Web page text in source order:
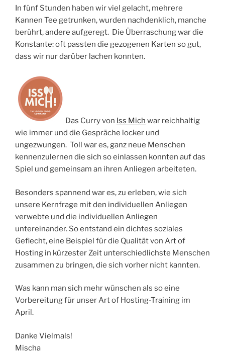
In fünf Stunden haben wir viel gelacht, mehrere
Kannen Tee getrunken, wurden nachdenklich, manche
berührt, andere aufgeregt. Die Überraschung war die
Konstante: oft passten die gezogenen Karten so gut,
dass wir nur darüber lachen konnten.
Das Curry von Iss Mich war reichhaltig
wie immer und die Gespräche locker und
ungezwungen. Toll war es, ganz neue Menschen
kennenzulernen die sich so einlassen konnten auf das
Spiel und gemeinsam an ihren Anliegen arbeiteten.
Besonders spannend war es, zu erleben, wie sich
unsere Kernfrage mit den individuellen Anliegen
verwebte und die individuellen Anliegen
untereinander. So entstand ein dichtes soziales
Geflecht, eine Beispiel für die Qualität von Art of
Hosting in kürzester Zeit unterschiedlichste Menschen
zusammen zu bringen, die sich vorher nicht kannten.
Was kann man sich mehr wünschen als so eine
Vorbereitung für unser Art of Hosting-Training im
April.
Danke Vielmals!
Mischa